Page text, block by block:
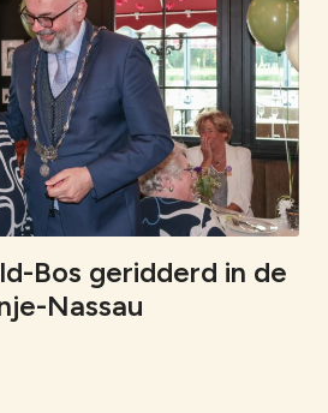
Bos geridderd in de
Nassau